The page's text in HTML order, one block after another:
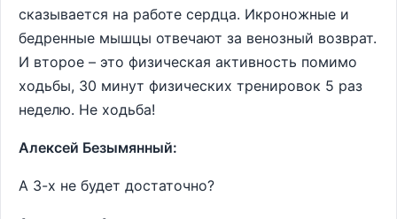
сказывается на работе сердца. Икроножные и
бедренные мышцы отвечают за венозный возврат.
И второе – это физическая активность помимо
ходьбы, 30 минут физических тренировок 5 раз
неделю. Не ходьба!
Алексей Безымянный:
А 3-х не будет достаточно?